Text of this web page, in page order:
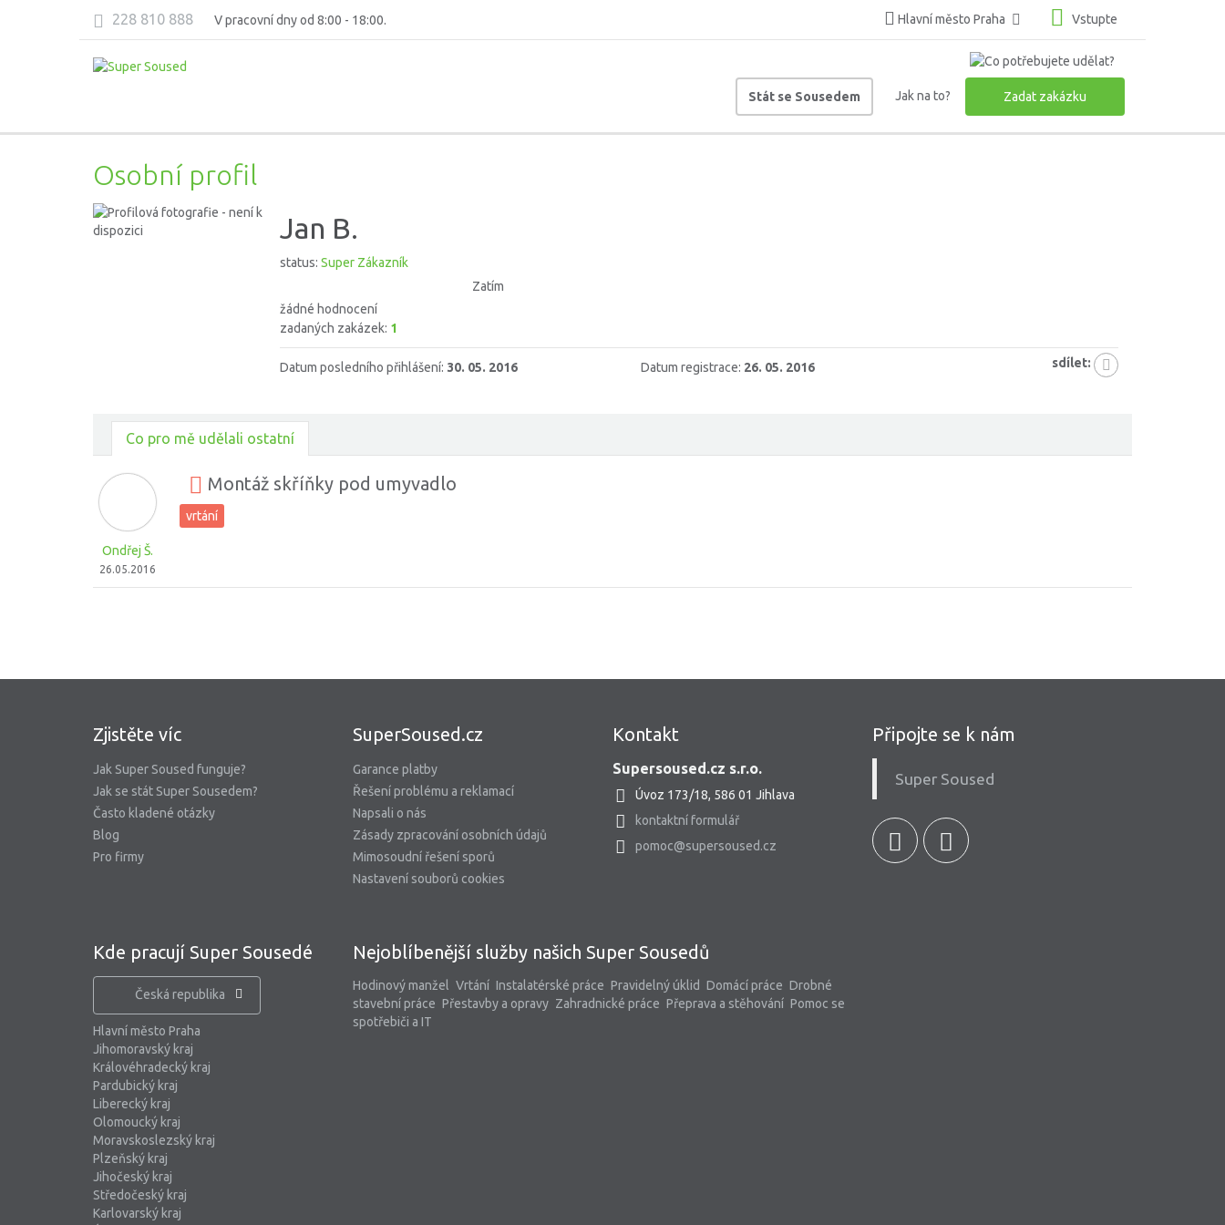
228 810 888 V pracovní dny od 8:00 - 18:00. Hlavní město Praha Vstupte
Stát se Sousedem Jak na to? Zadat zakázku
Osobní profil
Jan B.
status: Super Zákazník
Zatím
žádné hodnocení
zadaných zakázek: 1
Datum posledního přihlášení: 30. 05. 2016 Datum registrace: 26. 05. 2016 sdílet:
Co pro mě udělali ostatní
Ondřej Š.
26.05.2016
Montáž skříňky pod umyvadlo
vrtání
Zjistěte víc
Jak Super Soused funguje?
Jak se stát Super Sousedem?
Často kladené otázky
Blog
Pro firmy
SuperSoused.cz
Garance platby
Řešení problému a reklamací
Napsali o nás
Zásady zpracování osobních údajů
Mimosoudní řešení sporů
Nastavení souborů cookies
Kontakt
Supersoused.cz s.r.o.
Úvoz 173/18, 586 01 Jihlava
kontaktní formulář
pomoc@supersoused.cz
Kde pracují Super Sousedé
Česká republika
Hlavní město Praha
Jihomoravský kraj
Královéhradecký kraj
Pardubický kraj
Liberecký kraj
Olomoucký kraj
Moravskoslezský kraj
Plzeňský kraj
Jihočeský kraj
Středočeský kraj
Karlovarský kraj
Nejoblíbenější služby našich Super Sousedů
Hodinový manžel Vrtání Instalatérské práce Pravidelný úklid Domácí práce Drobné
stavební práce Přestavby a opravy Zahradnické práce Přeprava a stěhování Pomoc se
spotřebiči a IT
Připojte se k nám
Super Soused